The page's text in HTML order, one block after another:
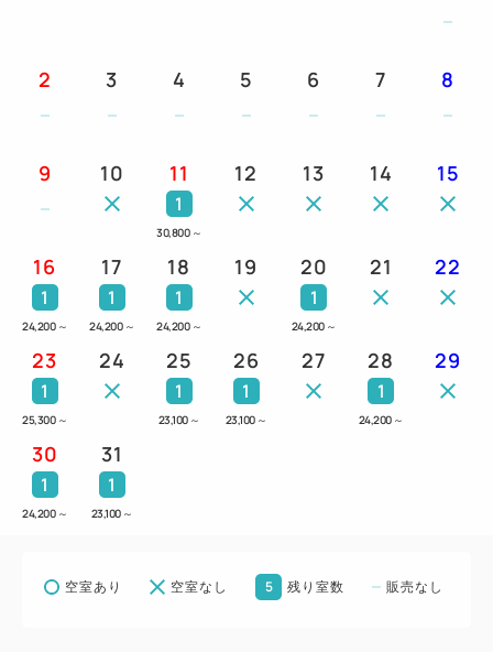
2 3 4 5 6 7 8
9 10 11
1
30,800 ～
12 13 14 15
16
1
24,200 ～
17
1
24,200 ～
18
1
24,200 ～
19 20
1
24,200 ～
21 22
23
1
25,300 ～
24 25
1
23,100 ～
26
1
23,100 ～
27 28
1
24,200 ～
29
30
1
24,200 ～
31
1
23,100 ～
空室あり 空室なし 5 残り室数 販売なし